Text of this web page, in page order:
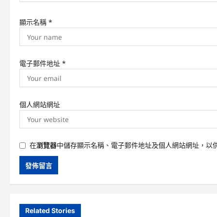
顯示名稱 *
電子郵件地址 *
個人網站網址
在瀏覽器中儲存顯示名稱、電子郵件地址及個人網站網址，以
Related Stories